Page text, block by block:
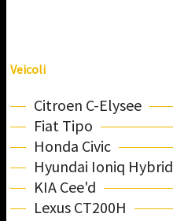
Veicoli
Citroen C-Elysee
Fiat Tipo
Honda Civic
Hyundai Ioniq Hybrid
KIA Cee'd
Lexus CT200H